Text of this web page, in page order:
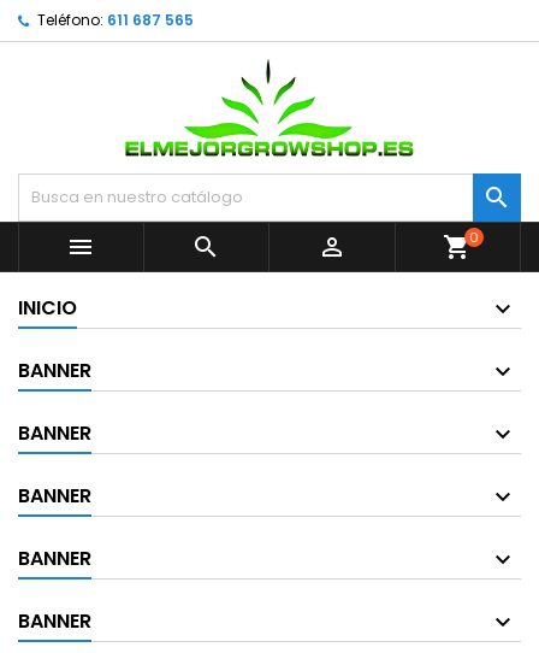
Teléfono: 611 687 565


  shopping_cart0
INICIO
BANNER
BANNER
BANNER
BANNER
BANNER